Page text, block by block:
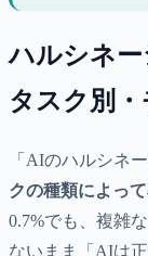
ハルシネ
タスク別・
「AIのハルシネ
クの種類によっ
0.7%でも、複雑
ないまま「AIは